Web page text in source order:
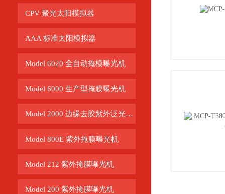
CPV 聚光太阳模拟器
AAA 标准太阳模拟器
Model 6020 全自动掩模曝光机
Model 6000 生产型掩膜曝光机
Model 2000 边缘去胶紫外泛光曝光机
Model 800E 紫外掩膜曝光机
Model 212 紫外掩膜曝光机
Model 200 紫外掩膜曝光机